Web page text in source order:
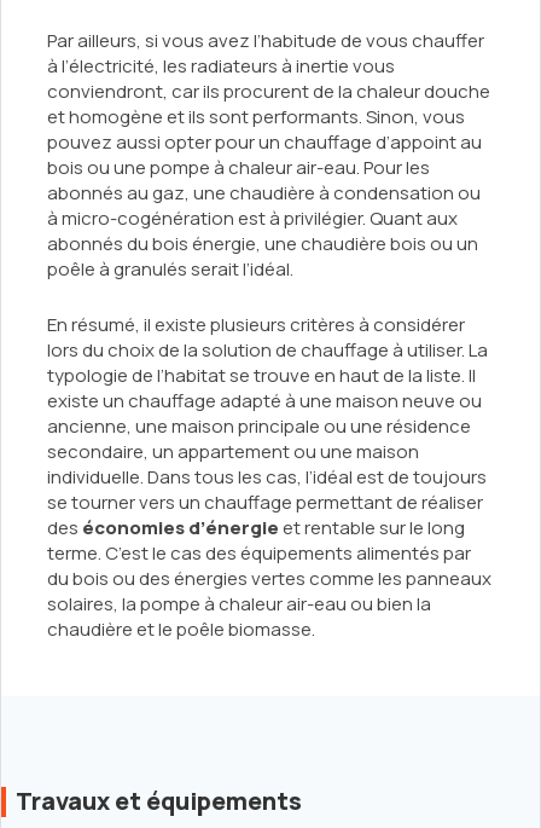
Par ailleurs, si vous avez l’habitude de vous chauffer
à l’électricité, les radiateurs à inertie vous
conviendront, car ils procurent de la chaleur douche
et homogène et ils sont performants. Sinon, vous
pouvez aussi opter pour un chauffage d’appoint au
bois ou une pompe à chaleur air-eau. Pour les
abonnés au gaz, une chaudière à condensation ou
à micro-cogénération est à privilégier. Quant aux
abonnés du bois énergie, une chaudière bois ou un
poêle à granulés serait l’idéal.
En résumé, il existe plusieurs critères à considérer
lors du choix de la solution de chauffage à utiliser. La
typologie de l’habitat se trouve en haut de la liste. Il
existe un chauffage adapté à une maison neuve ou
ancienne, une maison principale ou une résidence
secondaire, un appartement ou une maison
individuelle. Dans tous les cas, l’idéal est de toujours
se tourner vers un chauffage permettant de réaliser
des économies d’énergieet rentable sur le long
terme. C’est le cas des équipements alimentés par
du bois ou des énergies vertes comme les panneaux
solaires, la pompe à chaleur air-eau ou bien la
chaudière et le poêle biomasse.
Travaux et équipements